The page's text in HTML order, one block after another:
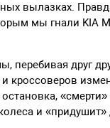
вылазках.
мы гнали KIA
перебивая друг
кроссоверов
и «придушит»